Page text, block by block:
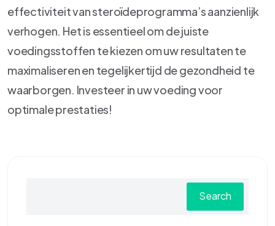
effectiviteit van steroïdeprogramma’s aanzienlijk
verhogen. Het is essentieel om de juiste
voedingsstoffen te kiezen om uw resultaten te
maximaliseren en tegelijkertijd de gezondheid te
waarborgen. Investeer in uw voeding voor
optimale prestaties!
Search